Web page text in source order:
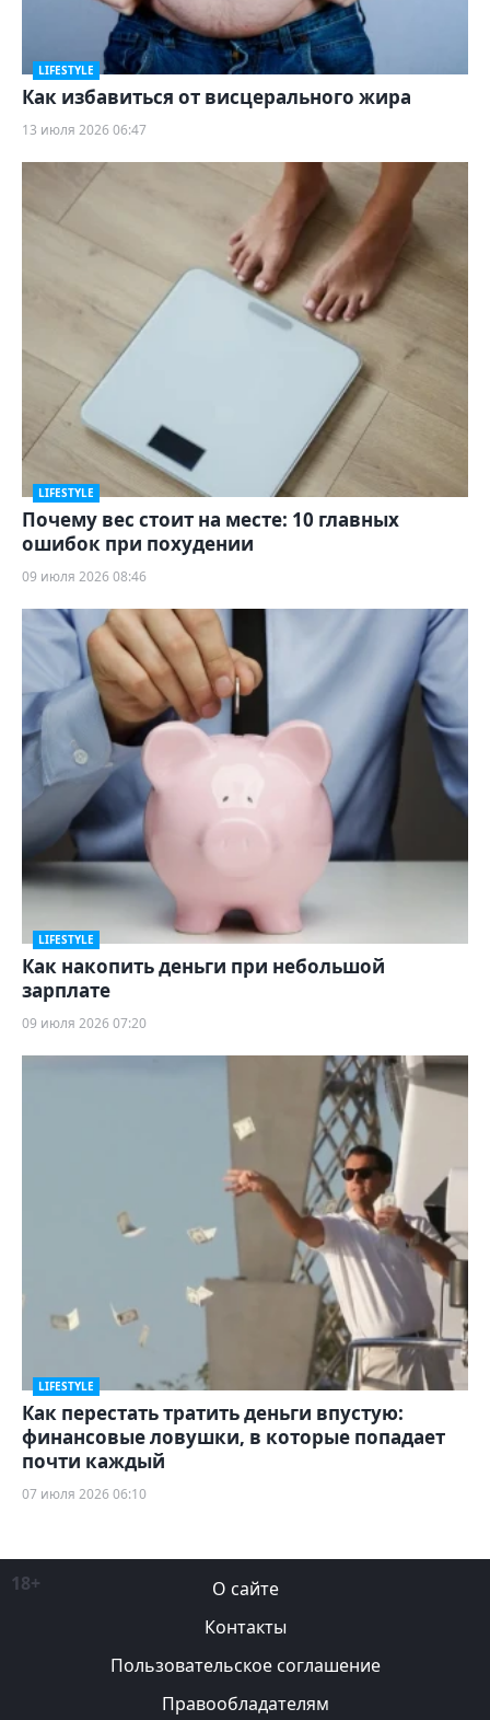
LIFESTYLE
Как избавиться от висцерального жира
13 июля 2026 06:47
LIFESTYLE
Почему вес стоит на месте: 10 главных
ошибок при похудении
09 июля 2026 08:46
LIFESTYLE
Как накопить деньги при небольшой
зарплате
09 июля 2026 07:20
LIFESTYLE
Как перестать тратить деньги впустую:
финансовые ловушки, в которые попадает
почти каждый
07 июля 2026 06:10
18+
О сайте
Контакты
Пользовательское соглашение
Правообладателям